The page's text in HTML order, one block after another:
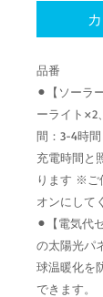
品番
⚫︎【ソーラ
ーライト
間：3-4時
充電時間と
ります ※ご
オンにして
⚫︎【電気代
の太陽光パ
球温暖化を
できます。